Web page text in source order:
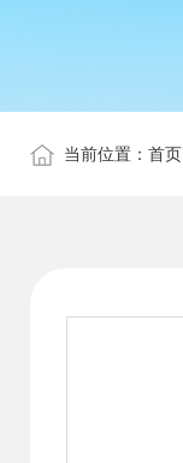
当前位置： 首页